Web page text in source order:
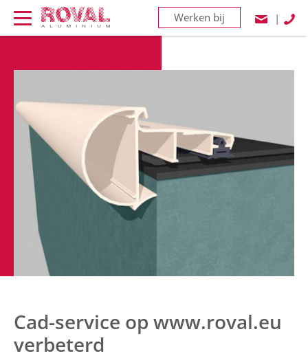
Werken bij |
Cad-service op www.roval.eu
verbeterd